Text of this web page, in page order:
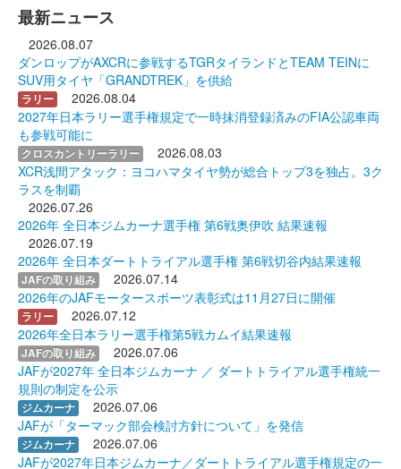
最新ニュース
2026.08.07
ダンロップがAXCRに参戦するTGRタイランドとTEAM TEINに
SUV用タイヤ「GRANDTREK」を供給
ラリー
2026.08.04
2027年日本ラリー選手権規定で一時抹消登録済みのFIA公認車両
も参戦可能に
クロスカントリーラリー
2026.08.03
XCR浅間アタック：ヨコハマタイヤ勢が総合トップ3を独占。3ク
ラスを制覇
2026.07.26
2026年 全日本ジムカーナ選手権 第6戦奥伊吹 結果速報
2026.07.19
2026年 全日本ダートトライアル選手権 第6戦切谷内結果速報
JAFの取り組み
2026.07.14
2026年のJAFモータースポーツ表彰式は11月27日に開催
ラリー
2026.07.12
2026年全日本ラリー選手権第5戦カムイ結果速報
JAFの取り組み
2026.07.06
JAFが2027年 全日本ジムカーナ ／ ダートトライアル選手権統一
規則の制定を公示
ジムカーナ
2026.07.06
JAFが「ターマック部会検討方針について」を発信
ジムカーナ
2026.07.06
JAFが2027年日本ジムカーナ／ダートトライアル選手権規定の一